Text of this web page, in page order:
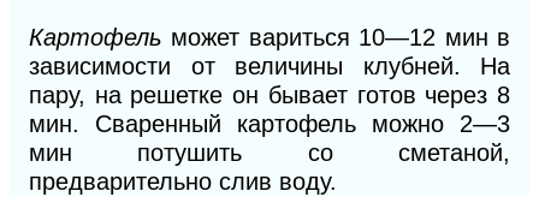
Картофель может вариться 10—12 мин в
зависимости от величины клубней. На
пару, на решетке он бывает готов через 8
мин. Сваренный картофель можно 2—3
мин потушить со сметаной,
предварительно слив воду.